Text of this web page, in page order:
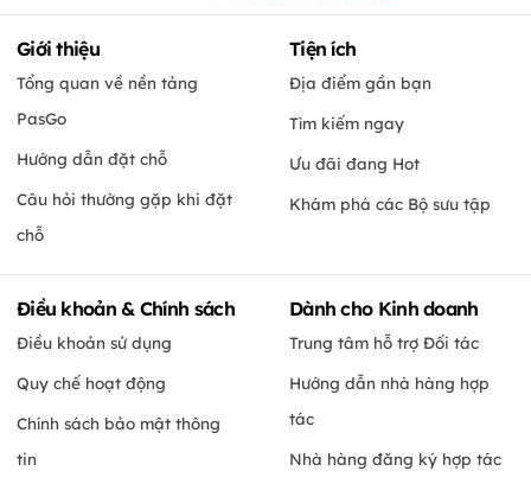
Giới thiệu
Tổng quan về nền tảng
PasGo
Hướng dẫn đặt chỗ
Câu hỏi thường gặp khi đặt
chỗ
Tiện ích
Địa điểm gần bạn
Tìm kiếm ngay
Ưu đãi đang Hot
Khám phá các Bộ sưu tập
Điều khoản & Chính sách
Điều khoản sử dụng
Quy chế hoạt động
Chính sách bảo mật thông
tin
Dành cho Kinh doanh
Trung tâm hỗ trợ Đối tác
Hướng dẫn nhà hàng hợp
tác
Nhà hàng đăng ký hợp tác